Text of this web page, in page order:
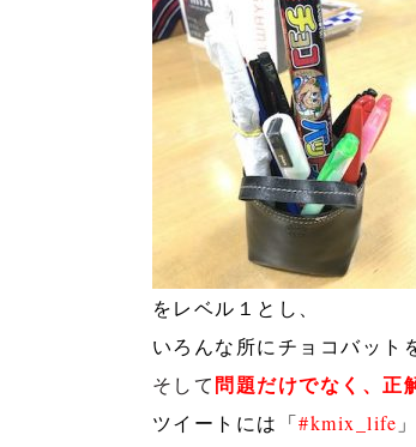
をレベル１とし、
いろんな所にチョコバット
そして問題だけでなく、正
ツイートには「#kmix_life